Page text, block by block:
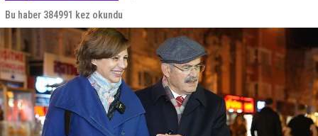
Bu haber 384991 kez okundu